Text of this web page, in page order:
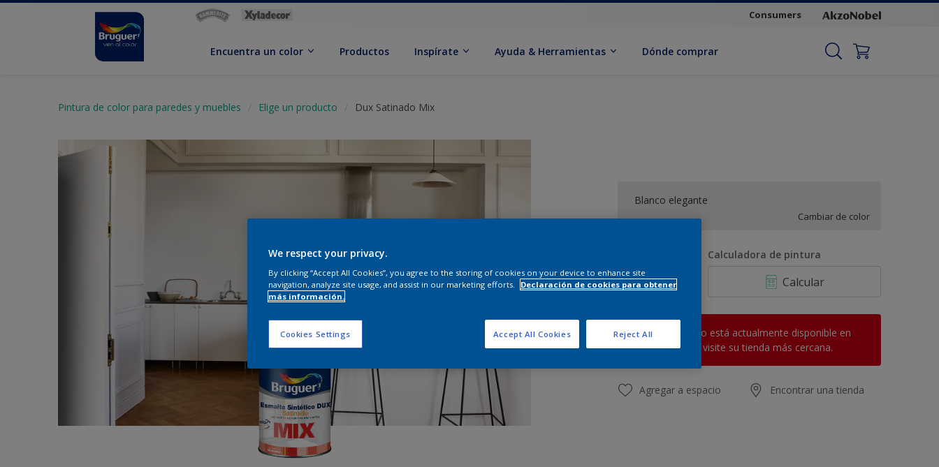
Consumers
Encuentra un color Productos Inspírate Ayuda & Herramientas Dónde comprar
Pintura de color para paredes y muebles Elige un producto Dux Satinado Mix
Blanco elegante
Cambiar de color
Calculadora de pintura
Calcular
Este producto no está actualmente disponible en
línea. Por favor, visite su tienda más cercana.
Agregar a espacio Encontrar una tienda
We respect your privacy.
By clicking “Accept All Cookies”, you agree to the storing of cookies on your device to enhance site
navigation, analyze site usage, and assist in our marketing efforts.
Declaración de cookies para obtener
más información.
Cookies Settings Reject All
Accept All Cookies